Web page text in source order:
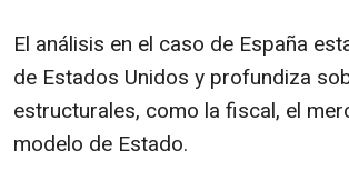
El análisis en el caso de España
de Estados Unidos y profundiza
estructurales, como la fiscal, el
modelo de Estado.